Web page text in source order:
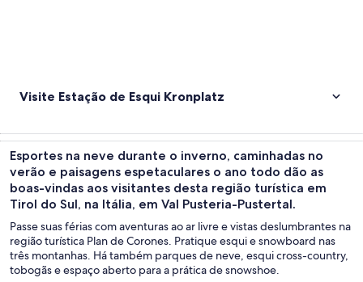
Visite Estação de Esqui Kronplatz
Esportes na neve durante o inverno, caminhadas no
verão e paisagens espetaculares o ano todo dão as
boas-vindas aos visitantes desta região turística em
Tirol do Sul, na Itália, em Val Pusteria-Pustertal.
Passe suas férias com aventuras ao ar livre e vistas deslumbrantes na
região turística Plan de Corones. Pratique esqui e snowboard nas
três montanhas. Há também parques de neve, esqui cross-country,
tobogãs e espaço aberto para a prática de snowshoe.